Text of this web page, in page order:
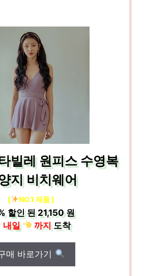
빌레 원피스 수영복
지 비치웨어
[ NO.1 제품 ]
할인 된21,150 원
내일
까지도착
매 바로가기